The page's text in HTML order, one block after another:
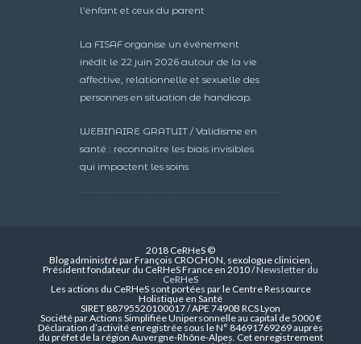
l’enfant et ceux du parent
La FISAF organise un événement
inédit le 22 juin 2026 autour de la vie
affective, relationnelle et sexuelle des
personnes en situation de handicap.
WEBINAIRE GRATUIT / Validisme en
santé : reconnaître les biais invisibles
qui impactent les soins
2018 CeRHeS ©
Blog administré par François CROCHON, sexologue clinicien,
Président fondateur du CeRHeS France en 2010 /Newsletter du
CeRHeS
Les actions du CeRHeS sont portées par le Centre Ressource
Holistique en Santé
SIRET 88795520100017 / APE 7490B RCS Lyon
Société par Actions Simplifiée Unipersonnelle au capital de 5000 €
Déclaration d’activité enregistrée sous le N° 84691769269 auprès
du préfet de la région Auvergne-Rhône-Alpes. Cet enregistrement